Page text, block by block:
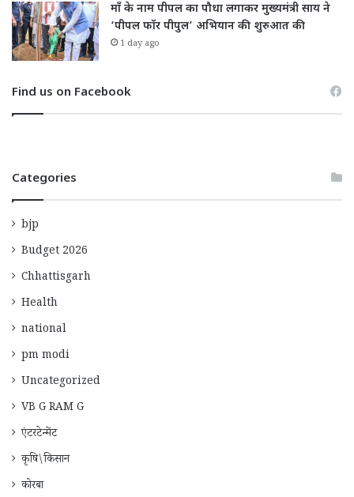
माँ के नाम पीपल का पौधा लगाकर मुख्यमंत्री साय ने
‘पीपल फॉर पीपुल’ अभियान की शुरुआत की
1 day ago
Find us on Facebook
Categories
bjp
Budget 2026
Chhattisgarh
Health
national
pm modi
Uncategorized
VB G RAM G
एंटरटेन्मेंट
कृषि\किसान
कोरबा